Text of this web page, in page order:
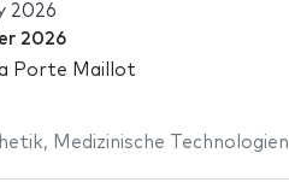
2026
2026
Porte Maillot
, Medizinische Technologien